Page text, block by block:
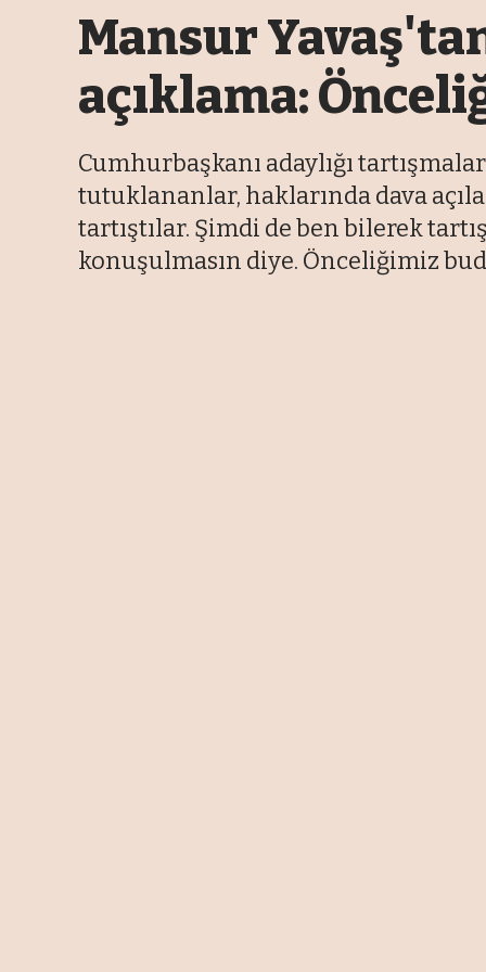
Mansur
açıklama:
Cumhurbaşkanı adaylığı
tutuklananlar, haklarında dava
tartıştılar. Şimdi de ben bilerek
konuşulmasın diye. Önceliğimiz